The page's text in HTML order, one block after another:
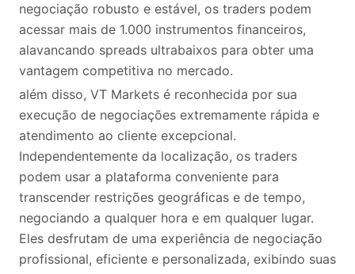
negociação robusto e estável, os traders podem
acessar mais de 1.000 instrumentos financeiros,
alavancando spreads ultrabaixos para obter uma
vantagem competitiva no mercado.
além disso, VT Markets é reconhecida por sua
execução de negociações extremamente rápida e
atendimento ao cliente excepcional.
Independentemente da localização, os traders
podem usar a plataforma conveniente para
transcender restrições geográficas e de tempo,
negociando a qualquer hora e em qualquer lugar.
Eles desfrutam de uma experiência de negociação
profissional, eficiente e personalizada, exibindo suas